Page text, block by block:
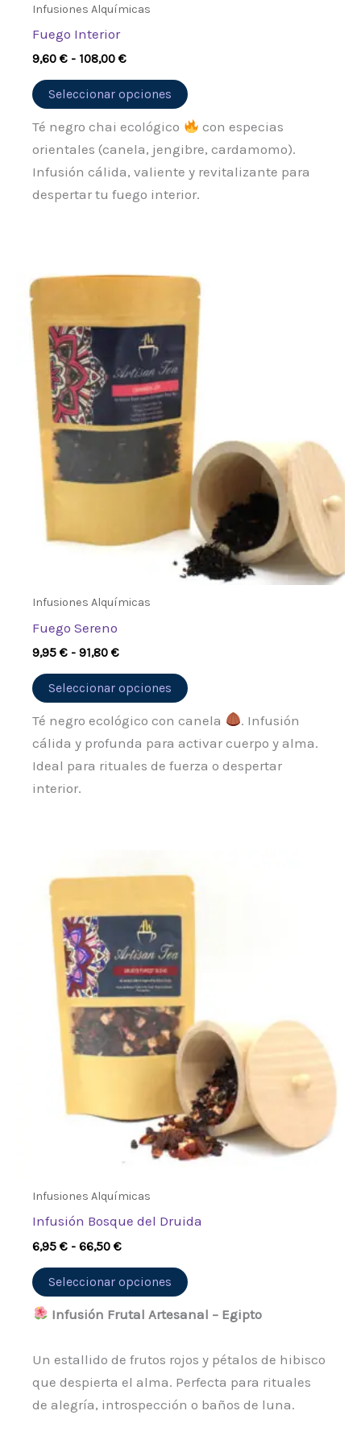
Infusiones Alquímicas
Fuego Interior
9,60€ - 108,00€
Seleccionar opciones
Té negro chai ecológico
con especias
orientales (canela, jengibre, cardamomo).
Infusión cálida, valiente y revitalizante para
despertar tu fuego interior.
Infusiones Alquímicas
Fuego Sereno
9,95€ - 91,80€
de
9,95 €
hasta
91,80 €
Seleccionar opciones
producto
tiene
múltiples
variantes.
opciones
se
pueden
elegir
la
página
de
producto
Té negro ecológico con canela
. Infusión
cálida y profunda para activar cuerpo y alma.
Ideal para rituales de fuerza o despertar
interior.
Infusiones Alquímicas
Infusión Bosque del Druida
6,95€ - 66,50€
de
6,95 €
hasta
66,50 €
Seleccionar opciones
producto
se
pueden
elegir
en
la
página
de
Infusión Frutal Artesanal – Egipto
Un estallido de frutos rojos y pétalos de hibisco
que despierta el alma. Perfecta para rituales
de alegría, introspección o baños de luna.